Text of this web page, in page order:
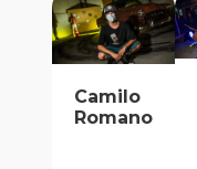
Camilo
Romano